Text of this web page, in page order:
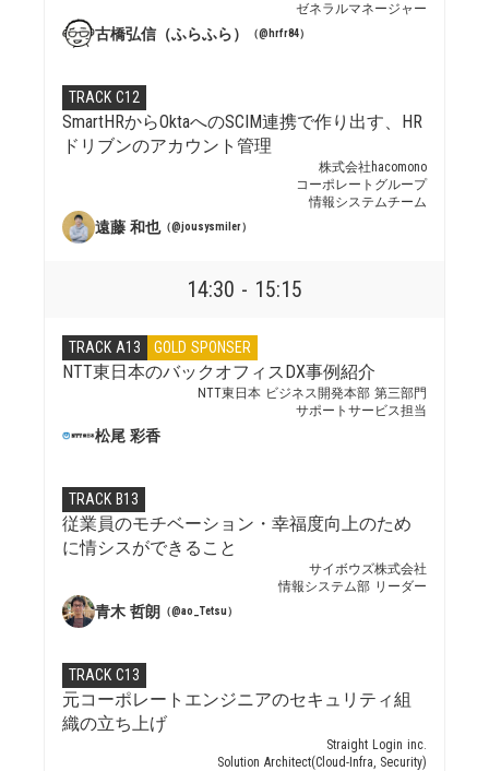
ゼネラルマネージャー
古橋弘信（ふらふら） （@hrfr84）
TRACK C12
SmartHRからOktaへのSCIM連携で作り出す、HR
ドリブンのアカウント管理
株式会社hacomono
コーポレートグループ
情報システムチーム
遠藤 和也 （@jousysmiler）
14:30 - 15:15
TRACK A13 GOLD SPONSER
NTT東日本のバックオフィスDX事例紹介
NTT東日本 ビジネス開発本部 第三部門
サポートサービス担当
松尾 彩香
TRACK B13
従業員のモチベーション・幸福度向上のため
に情シスができること
サイボウズ株式会社
情報システム部 リーダー
青木 哲朗 （@ao_Tetsu）
TRACK C13
元コーポレートエンジニアのセキュリティ組
織の立ち上げ
Straight Login inc.
Solution Architect(Cloud-Infra, Security)